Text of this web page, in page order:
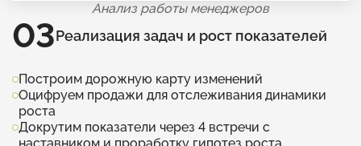
Анализ работы менеджеров
03Реализация задач и рост показателей
Построим дорожную карту изменений
Оцифруем продажи для отслеживания динамики
роста
Докрутим показатели через 4 встречи с